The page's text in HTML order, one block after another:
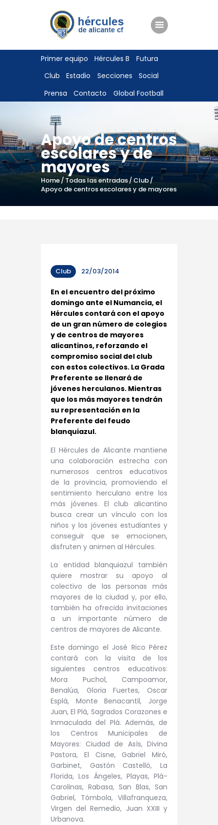
Primer equipo Hércules B
Futura
Club
Estadio Secciones
Social
Prensa
Contacto Global Football
Apoyo de centros
escolares y de
mayores
Home Todas las entradas Club
Apoyo de centros escolares y de mayores
ENTRADAS
TIENDA
HÉRCULESCF100
Club 22/03/2014
En el encuentro del próximo
domingo ante el Numancia, el
Hércules contará con el apoyo
de un gran número de colegios
y de centros de mayores
alicantinos, reforzando el
compromiso social del club
con estos colectivos. La Grada
Preferente se llenará de
jóvenes herculanos. Mientras
que los más mayores tendrán
su representación en la
Preferente del feudo
blanquiazul.
El Hércules de Alicante mantiene
una colaboración estrecha con
numerosos centros educativos
de la provincia, promoviendo el
sentimiento herculano entre los
más jóvenes. El club alicantino
busca crear un vínculo con los
niños y los jóvenes estudiantes y
conseguir que se emocionen,
disfruten y animen al Hércules.
La entidad blanquiazul también
quiere mostrar su apoyo al
colectivo de las personas más
mayores de la ciudad y, por ello,
también ha ofrecido invitaciones
a un importante número de
centros de mayores de Alicante.
Este domingo el José Rico Pérez
contará con la visita de los
siguientes centros educativos:
Mora Puchol, Campoamor,
Benalúa, Gloria Fuertes, Oscar
Esplá, Monte Benacantil, Jorge
Juan, El Plá, Sagrados Corazones e
Inmaculada del Plá. Además, de
los Centros Municipales de
Mayores: Ciudad de Asís, Divina
Pastora, El Cisne, Gabriel Miró,
Garbinet, Gastón Castelló, La
Florida, Los Ángeles, Playas, Plá-
Carolinas, Rabasa, San Blas, San
Gabriel, Tómbola, Villafranqueza,
Virgen del Remedio, Juan XXIII y
Urbanova.